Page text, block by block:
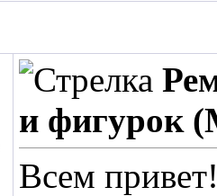
и фигурок
Всем